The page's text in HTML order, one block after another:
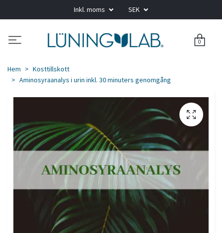
Inkl. moms SEK
0
Hem
Kosttillskott
Aminosyraanalys i urin inkl. 30 minuters genomgång